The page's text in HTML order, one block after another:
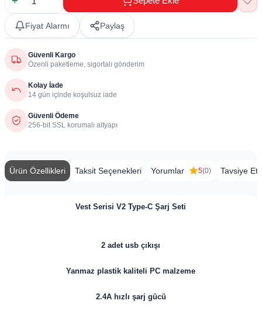
Fiyat Alarmı Paylaş
Güvenli Kargo
Özenli paketleme, sigortalı gönderim
Kolay İade
14 gün içinde koşulsuz iade
Güvenli Ödeme
256-bit SSL korumalı altyapı
Ürün Özellikleri Taksit Seçenekleri Yorumlar 5(0) Tavsiye Et
Vest Serisi V2 Type-C Şarj Seti
2 adet usb çıkışı
Yanmaz plastik kaliteli PC malzeme
2.4A hızlı şarj gücü